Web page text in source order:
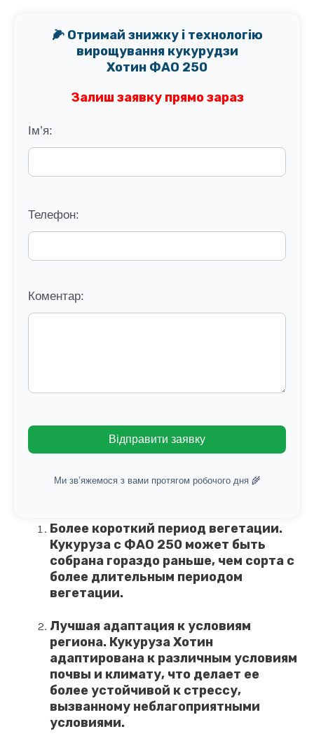
🌽 Отримай знижку і технологію
вирощування кукурудзи
Хотин ФАО 250
Залиш заявку прямо зараз
Ім’я:
Телефон:
Коментар:
Відправити заявку
Ми зв’яжемося з вами протягом робочого дня 🌾
Более короткий период вегетации.
Кукуруза с ФАО 250 может быть
собрана гораздо раньше, чем сорта с
более длительным периодом
вегетации.
Лучшая адаптация к условиям
региона. Кукуруза Хотин
адаптирована к различным условиям
почвы и климату, что делает ее
более устойчивой к стрессу,
вызванному неблагоприятными
условиями.